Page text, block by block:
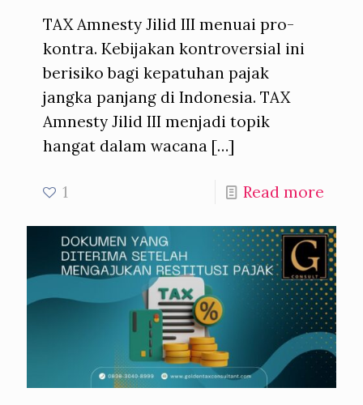
TAX Amnesty Jilid III menuai pro-
kontra. Kebijakan kontroversial ini
berisiko bagi kepatuhan pajak
jangka panjang di Indonesia. TAX
Amnesty Jilid III menjadi topik
hangat dalam wacana […]
1 Read more